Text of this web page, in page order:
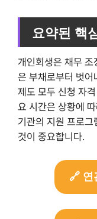
요약된 핵
개인회생은 채무
은 부채로부터 벗어
제도 모두 신청 자
요 시간은 상황에
기관의 지원 프로
것이 중요합니다.
🔗 연